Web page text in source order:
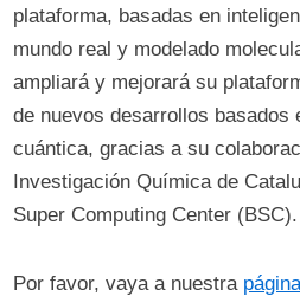
plataforma, basadas en
mundo real y modelado
ampliará y mejorará su
de nuevos desarrollos basados
cuántica, gracias a su
Investigación Química de
Super Computing Center (BSC).
Por favor, vaya a nuestra